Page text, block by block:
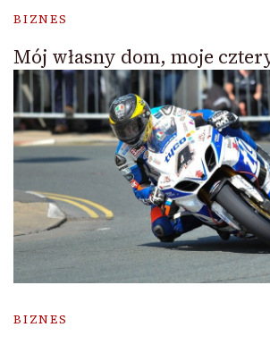
BIZNES
Mój własny dom, moje
BIZNES